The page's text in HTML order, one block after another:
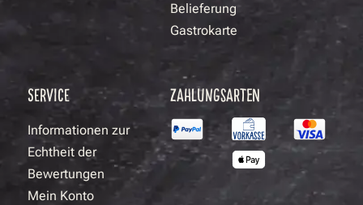
Belieferung
Gastrokarte
SERVICE
Informationen zur
Echtheit der
Bewertungen
Mein Konto
ZAHLUNGSARTEN